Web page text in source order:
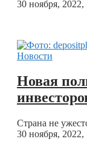
30 ноября, 2022,
Новости
Новая
Страна не
30 ноября, 2022,